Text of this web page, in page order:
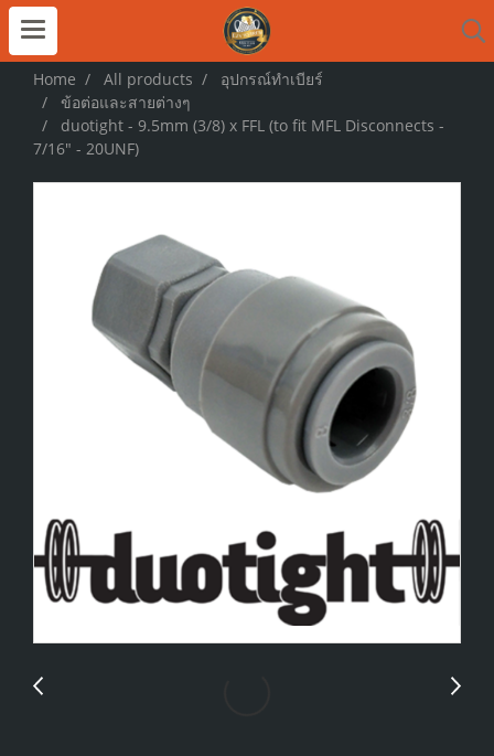
Home All products
อุปกรณ์ทำเบียร์
ข้อต่อและสายต่างๆ
duotight - 9.5mm (3/8) x FFL (to fit MFL Disconnects -
7/16" - 20UNF)